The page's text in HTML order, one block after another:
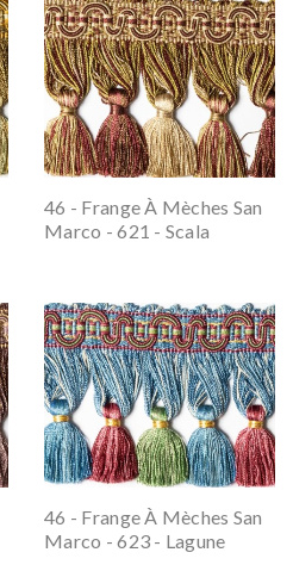
46 - Frange À Mèches San
Marco - 621 - Scala
46 - Frange À Mèches San
Marco - 623 - Lagune